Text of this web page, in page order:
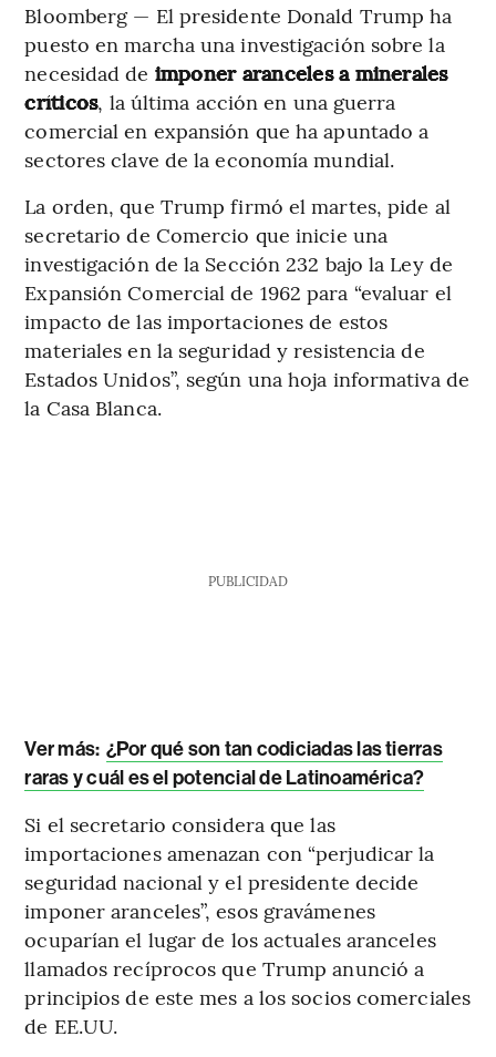
Bloomberg — El presidente Donald Trump ha
puesto en marcha una investigación sobre la
necesidad de imponer aranceles a minerales
críticos, la última acción en una guerra
comercial en expansión que ha apuntado a
sectores clave de la economía mundial.
La orden, que Trump firmó el martes, pide al
secretario de Comercio que inicie una
investigación de la Sección 232 bajo la Ley de
Expansión Comercial de 1962 para “evaluar el
impacto de las importaciones de estos
materiales en la seguridad y resistencia de
Estados Unidos”, según una hoja informativa de
la Casa Blanca.
PUBLICIDAD
Ver más: ¿Por qué son tan codiciadas las tierras
raras y cuál es el potencial de Latinoamérica?
Si el secretario considera que las
importaciones amenazan con “perjudicar la
seguridad nacional y el presidente decide
imponer aranceles”, esos gravámenes
ocuparían el lugar de los actuales aranceles
llamados recíprocos que Trump anunció a
principios de este mes a los socios comerciales
de EE.UU.